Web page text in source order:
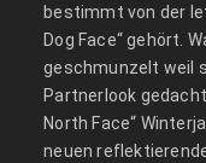
bestimmt von der
Dog Face“ gehört.
geschmunzelt weil
Partnerlook
North Face“
neuen